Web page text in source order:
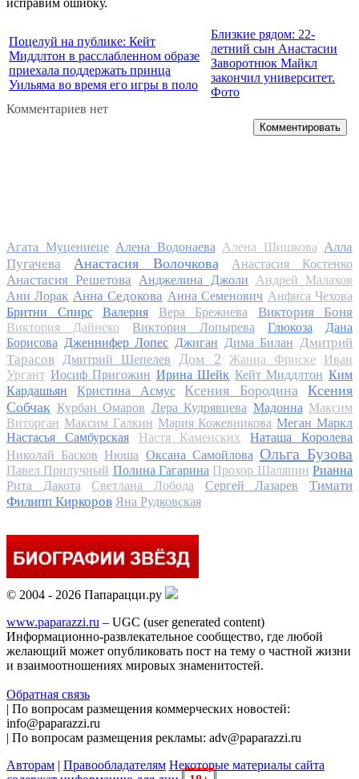
исправим ошибку.
Поцелуй на публике: Кейт
Миддлтон в расслабленном образе
приехала поддержать принца
Уильяма во время его игры в поло
Близкие рядом: 22-
летний сын Анастасии
Заворотнюк Майкл
закончил университет.
Фото
Комментариев нет
Комментировать
Агата Муцениеце Алена Водонаева Алена Шишкова Алла
Пугачева
Анастасия Волочкова Анастасия Костенко
Анастасия Решетова Анджелина Джоли Андрей Малахов
Ани Лорак Анна Седокова Анна Семенович Анфиса Чехова
Бритни Спирс
Валерия Вера Брежнева Виктория Боня
Виктория Дайнеко Виктория Лопырева Глюкоза
Дана
Борисова Дженнифер Лопес Джиган Дима Билан Дмитрий
Тарасов Дмитрий Шепелев Дом 2 Жанна Фриске
Иван
Ургант Иосиф Пригожин Ирина Шейк Кейт Миддлтон Ким
Кардашьян
Кристина Асмус Ксения Бородина
Ксения
Собчак Курбан Омаров Лера Кудрявцева Мадонна Максим
Виторган Максим Галкин Мария Кожевникова Меган Маркл
Настасья Самбурская
Настя Каменских
Наташа Королева
Николай Басков Нюша Оксана Самойлова Ольга Бузова
Павел Прилучный Полина Гагарина Прохор Шаляпин Рианна
Рита Дакота
Светлана Лобода Сергей Лазарев
Тимати
Филипп Киркоров Яна Рудковская
© 2004 - 2026 Папарацци.ру
www.paparazzi.ru – UGC (user generated content)
Информационно-развлекательное сообщество, где любой
желающий может опубликовать пост на тему о частной жизни
и взаимоотношениях мировых знаменитостей.
Обратная связь
| По вопросам размещения коммерческих новостей:
info@paparazzi.ru
| По вопросам размещения рекламы: adv@paparazzi.ru
Авторам | Правообладателям Некоторые материалы сайта